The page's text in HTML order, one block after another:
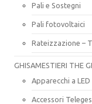
Pali e Sostegni
Pali fotovoltaici
Rateizzazione –
GHISAMESTIERI THE
Apparecchi a LED
Accessori